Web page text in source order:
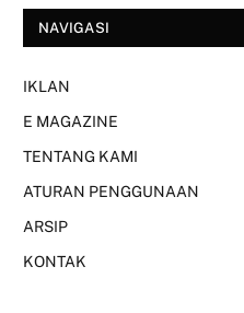
NAVIGASI
IKLAN
E MAGAZINE
TENTANG KAMI
ATURAN PENGGUNAAN
ARSIP
KONTAK